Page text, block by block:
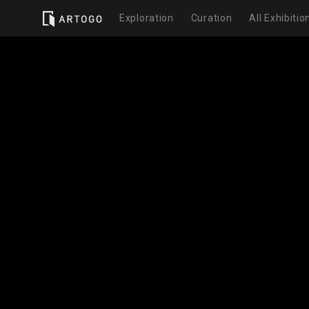
Exploration Curation All